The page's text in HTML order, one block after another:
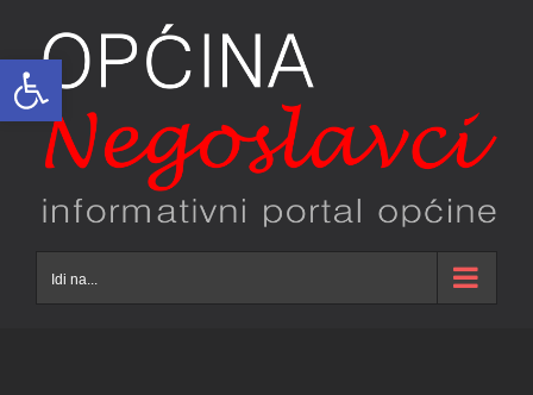
Open toolbar
content
Idi na...